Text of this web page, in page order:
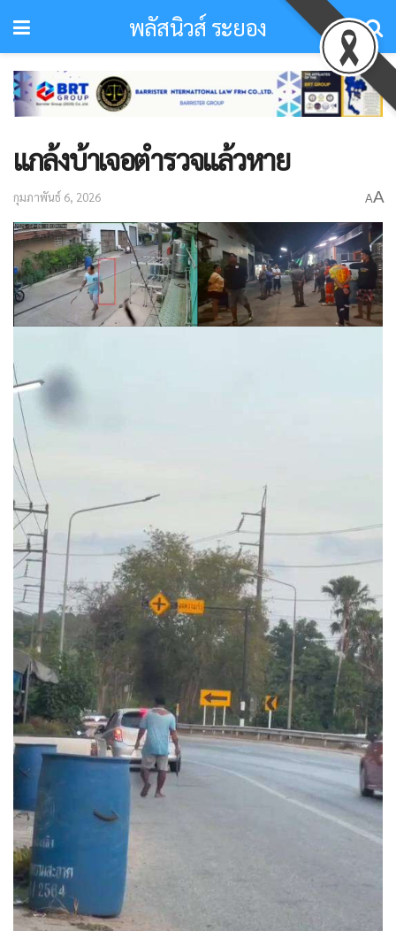
พลัสนิวส์ ระยอง
แกล้งบ้าเจอตำรวจแล้วหาย
กุมภาพันธ์ 6, 2026 AA